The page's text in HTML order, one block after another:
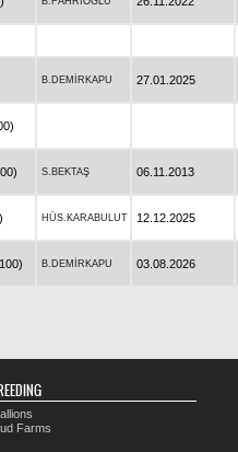
B.DEMİRKAPU 27.01.2025
S.BEKTAŞ 06.11.2013
HÜS.KARABULUT 12.12.2025
B.DEMİRKAPU 03.08.2026
Farms